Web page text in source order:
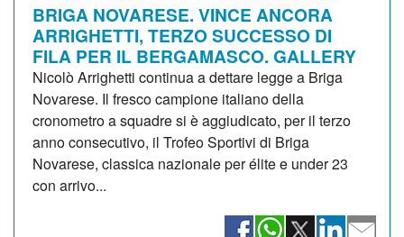
BRIGA NOVARESE. VINCE ANCORA
ARRIGHETTI, TERZO SUCCESSO DI
FILA PER IL BERGAMASCO. GALLERY
Nicolò Arrighetti continua a dettare legge a Briga
Novarese. Il fresco campione italiano della
cronometro a squadre si è aggiudicato, per il terzo
anno consecutivo, il Trofeo Sportivi di Briga
Novarese, classica nazionale per élite e under 23
con arrivo...